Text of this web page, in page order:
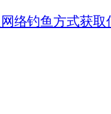
络钓鱼方式获